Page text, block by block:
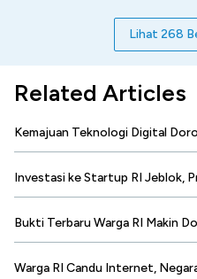
Lihat 268
Related Articles
Kemajuan Teknologi Digital
Investasi ke Startup RI Jeblok,
Bukti Terbaru Warga RI Makin
Warga RI Candu Internet,